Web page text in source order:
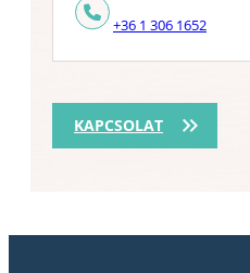
KAPCSOLAT
+36 1 306 1652